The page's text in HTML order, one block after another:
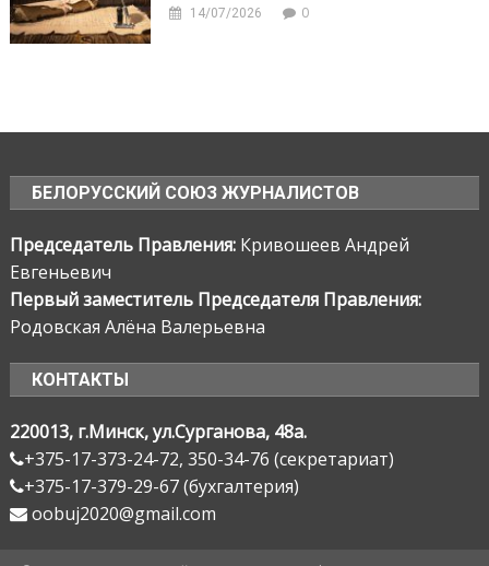
14/07/2026 0
БЕЛОРУССКИЙ СОЮЗ ЖУРНАЛИСТОВ
Председатель Правления: Кривошеев Андрей
Евгеньевич
Первый заместитель Председателя Правления:
Родовская Алёна Валерьевна
КОНТАКТЫ
220013, г.Минск, ул.Сурганова, 48а.
+375-17-373-24-72, 350-34-76 (секретариат)
+375-17-379-29-67 (бухгалтерия)
oobuj2020@gmail.com